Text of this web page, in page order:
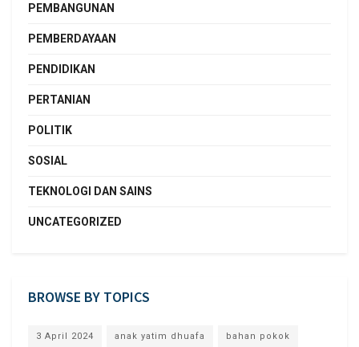
PEMBANGUNAN
PEMBERDAYAAN
PENDIDIKAN
PERTANIAN
POLITIK
SOSIAL
TEKNOLOGI DAN SAINS
UNCATEGORIZED
BROWSE BY TOPICS
3 April 2024 anak yatim dhuafa bahan pokok